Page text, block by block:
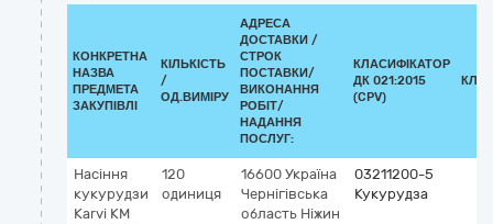
КОНКРЕТНА
НАЗВА
ПРЕДМЕТА
ЗАКУПІВЛІ
КІЛЬКІСТЬ
/
ОД.ВИМІРУ
АДРЕСА
ДОСТАВКИ /
СТРОК
ПОСТАВКИ/
ВИКОНАННЯ
РОБІТ/
НАДАННЯ
ПОСЛУГ:
КЛАСИФІКАТОР
ДК 021:2015
(CPV)
Насіння
кукурудзи
Karvi КМ
120
одиниця
16600 Україна
Чернігівська
область Ніжин
03211200-5
Кукурудза